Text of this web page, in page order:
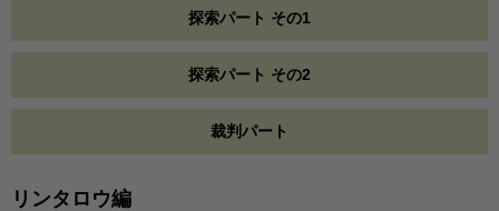
探索パート その1
探索パート その2
裁判パート
リンタロウ編